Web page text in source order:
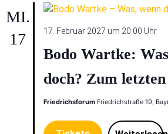
MI.
17
17. Februar 2027 um 20:00 Uhr
Bodo Wartke:
doch? Zum
Friedrichsforum Friedrichstraße 19,